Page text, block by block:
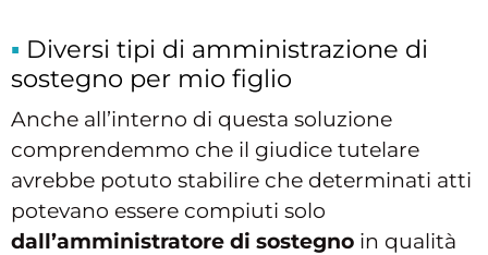
Diversi tipi di amministrazione di
sostegno per mio figlio
Anche all’interno di questa soluzione
comprendemmo che il giudice tutelare
avrebbe potuto stabilire che determinati atti
potevano essere compiuti solo
dall’amministratore di sostegno in qualità